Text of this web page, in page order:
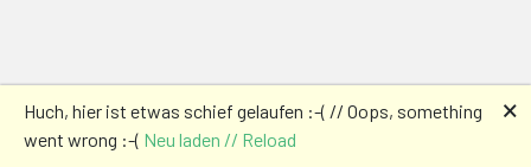
Huch, hier ist etwas schief gelaufen :-( // Oops, something
went wrong :-( Neu laden // Reload
🗙